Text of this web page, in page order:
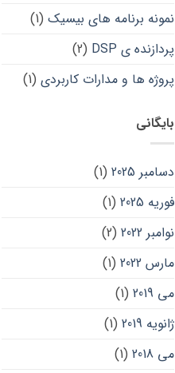
نمونه برنامه های بیسیک (1)
پردازنده ی DSP
(2)
پروژه ها و مدارات کاربردی (1)
بایگانی
دسامبر 2025
(1)
فوریه 2025
(1)
نوامبر 2022
(2)
مارس 2022
(1)
می 2019
(1)
ژانویه 2019
(1)
می 2018
(1)